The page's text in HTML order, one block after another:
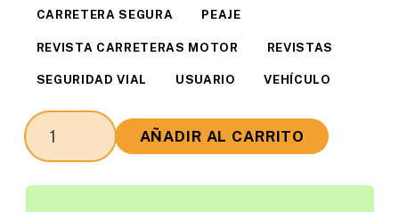
CARRETERA SEGURA PEAJE
REVISTA CARRETERAS MOTOR REVISTAS
SEGURIDAD VIAL USUARIO VEHÍCULO
Revista
Carreteras
AÑADIR AL CARRITO